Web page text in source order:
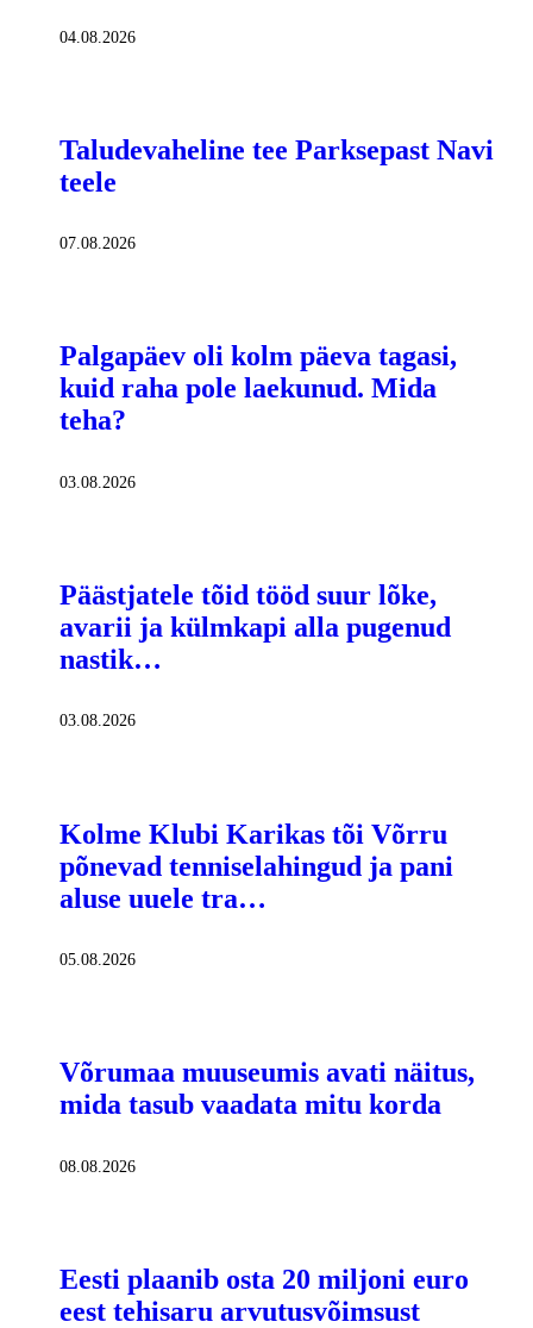
04.08.2026
Taludevaheline tee Parksepast Navi
teele
07.08.2026
Palgapäev oli kolm päeva tagasi,
kuid raha pole laekunud. Mida
teha?
03.08.2026
Päästjatele tõid tööd suur lõke,
avarii ja külmkapi alla pugenud
nastik…
03.08.2026
Kolme Klubi Karikas tõi Võrru
põnevad tenniselahingud ja pani
aluse uuele tra…
05.08.2026
Võrumaa muuseumis avati näitus,
mida tasub vaadata mitu korda
08.08.2026
Eesti plaanib osta 20 miljoni euro
eest tehisaru arvutusvõimsust